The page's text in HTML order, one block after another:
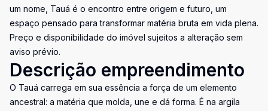
um nome, Tauá é o encontro entre origem e futuro, um
espaço pensado para transformar matéria bruta em vida plena.
Preço e disponibilidade do imóvel sujeitos a alteração sem
aviso prévio.
Descrição empreendimento
O Tauá carrega em sua essência a força de um elemento
ancestral: a matéria que molda, une e dá forma. É na argila